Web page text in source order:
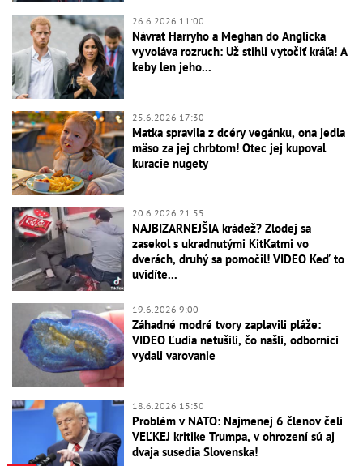
26.6.2026 11:00
Návrat Harryho a Meghan do Anglicka
vyvoláva rozruch: Už stihli vytočiť kráľa! A
keby len jeho...
25.6.2026 17:30
Matka spravila z dcéry vegánku, ona jedla
mäso za jej chrbtom! Otec jej kupoval
kuracie nugety
20.6.2026 21:55
NAJBIZARNEJŠIA krádež? Zlodej sa
zasekol s ukradnutými KitKatmi vo
dverách, druhý sa pomočil! VIDEO Keď to
uvidíte...
19.6.2026 9:00
Záhadné modré tvory zaplavili pláže:
VIDEO Ľudia netušili, čo našli, odborníci
vydali varovanie
18.6.2026 15:30
Problém v NATO: Najmenej 6 členov čelí
VEĽKEJ kritike Trumpa, v ohrození sú aj
dvaja susedia Slovenska!